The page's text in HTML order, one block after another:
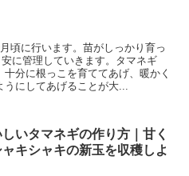
頃に行います。苗がしっかり育っ
に管理していきます。タマネギ
分に根っこを育ててあげ、暖かく
にしてあげることが大...
しいタマネギの作り方｜甘く
キシャキの新玉を収穫しよ